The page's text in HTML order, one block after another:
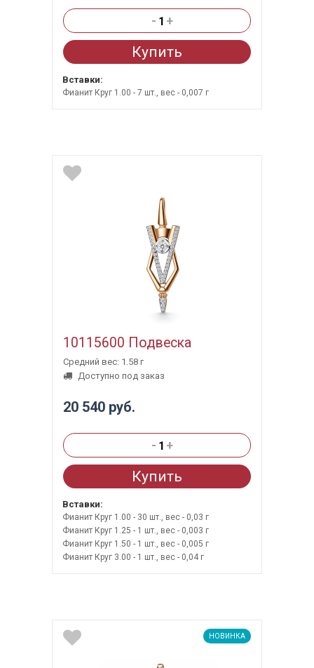
- +
Купить
Вставки:
Фианит Круг 1.00 - 7 шт., вес - 0,007 г
10115600 Подвеска
Средний вес: 1.58 г
Доступно под заказ
20 540 руб.
- +
Купить
Вставки:
Фианит Круг 1.00 - 30 шт., вес - 0,03 г
Фианит Круг 1.25 - 1 шт., вес - 0,003 г
Фианит Круг 1.50 - 1 шт., вес - 0,005 г
Фианит Круг 3.00 - 1 шт., вес - 0,04 г
НОВИНКА